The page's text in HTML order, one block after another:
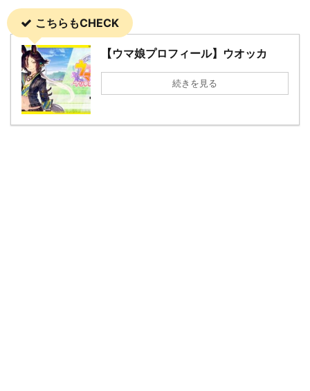
こちらもCHECK
【ウマ娘プロフィール】ウオッカ
続きを見る